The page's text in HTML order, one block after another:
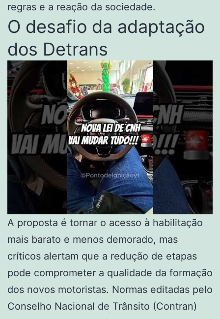
regras e a reação da sociedade.
O desafio da adaptação
dos Detrans
A proposta é tornar o acesso à habilitação
mais barato e menos demorado, mas
críticos alertam que a redução de etapas
pode comprometer a qualidade da formação
dos novos motoristas. Normas editadas pelo
Conselho Nacional de Trânsito (Contran)